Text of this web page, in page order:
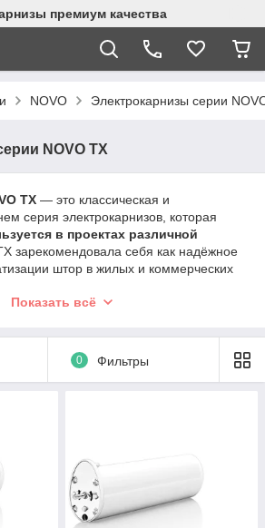
премиум качества
NOVO Электрокарнизы серии
NOVO TX
TX — это классическая и
серия электрокарнизов, которая
в проектах различной
зарекомендовала себя как надёжное
штор в жилых и коммерческих
весом до 50 кг. Усиленный профиль и
плавное движение даже
Показать всё
0 Фильтры